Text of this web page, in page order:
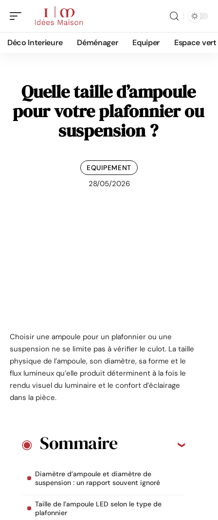
Déco Interieure Déménager Equiper Espace vert
Quelle taille d’ampoule
pour votre plafonnier ou
suspension ?
EQUIPEMENT
28/05/2026
Choisir une ampoule pour un plafonnier ou une
suspension ne se limite pas à vérifier le culot. La taille
physique de l’ampoule, son diamètre, sa forme et le
flux lumineux qu’elle produit déterminent à la fois le
rendu visuel du luminaire et le confort d’éclairage
dans la pièce.
Sommaire
Diamètre d’ampoule et diamètre de
suspension : un rapport souvent ignoré
Taille de l’ampoule LED selon le type de
plafonnier